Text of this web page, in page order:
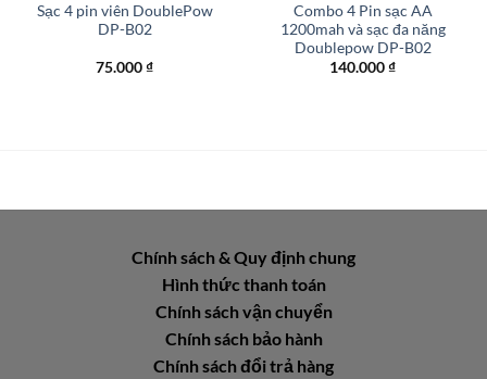
Sạc 4 pin viên DoublePow
DP-B02
75.000₫
Combo 4 Pin sạc AA
1200mah và sạc đa năng
Doublepow DP-B02
140.000₫
Chính sách & Quy định chung
Hình thức thanh toán
Chính sách vận chuyển
Chính sách bảo hành
Chính sách đổi trả hàng